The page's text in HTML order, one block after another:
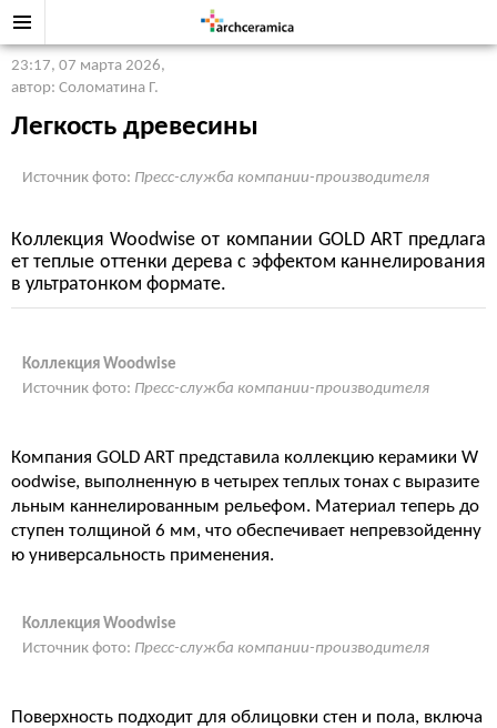
23:17, 07 марта 2026,
автор: Соломатина Г.
Легкость древесины
Источник фото: Пресс-служба компании-производителя
Коллекция Woodwise от компании GOLD ART предлага
ет теплые оттенки дерева с эффектом каннелирования
в ультратонком формате.
Коллекция Woodwise
Источник фото: Пресс-служба компании-производителя
Компания GOLD ART представила коллекцию керамики W
oodwise, выполненную в четырех теплых тонах с выразите
льным каннелированным рельефом. Материал теперь до
ступен толщиной 6 мм, что обеспечивает непревзойденну
ю универсальность применения.
Коллекция Woodwise
Источник фото: Пресс-служба компании-производителя
Поверхность подходит для облицовки стен и пола, включа